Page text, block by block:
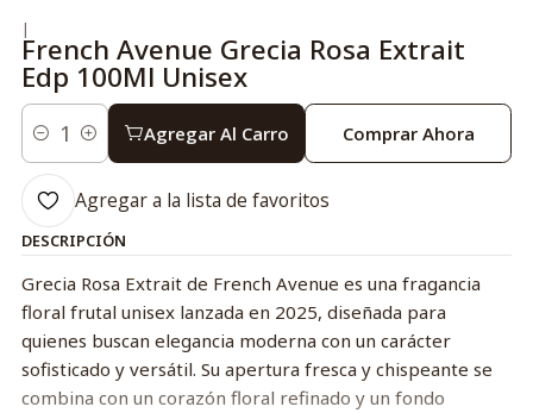
|
French Avenue Grecia Rosa Extrait
Edp 100Ml Unisex
Cantidad
Agregar Al Carro Comprar Ahora
Agregar a la lista de favoritos
DESCRIPCIÓN
Grecia Rosa Extrait de French Avenue es una fragancia
floral frutal unisex lanzada en 2025, diseñada para
quienes buscan elegancia moderna con un carácter
sofisticado y versátil. Su apertura fresca y chispeante se
combina con un corazón floral refinado y un fondo